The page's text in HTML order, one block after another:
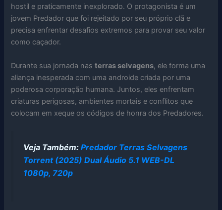
hostil e praticamente inexplorado. O protagonista é um
jovem Predador que foi rejeitado por seu próprio clã e
precisa enfrentar desafios extremos para provar seu valor
como caçador.
Durante sua jornada nasterras selvagens, ele forma uma
aliança inesperada com uma androide criada por uma
poderosa corporação humana. Juntos, eles enfrentam
criaturas perigosas, ambientes mortais e conflitos que
colocam em xeque os códigos de honra dos Predadores.
Veja Também:Predador Terras Selvagens
Torrent (2025) Dual Áudio 5.1 WEB-DL
1080p, 720p